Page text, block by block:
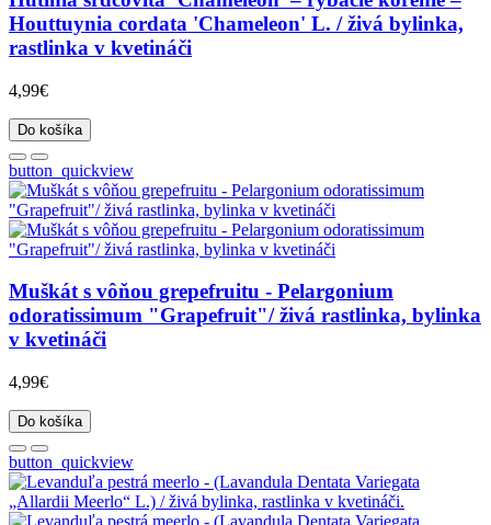
Houttuynia cordata 'Chameleon' L. / živá bylinka,
rastlinka v kvetináči
4,99€
Do košíka
button_quickview
Muškát s vôňou grepefruitu - Pelargonium
odoratissimum "Grapefruit"/ živá rastlinka, bylinka
v kvetináči
4,99€
Do košíka
button_quickview